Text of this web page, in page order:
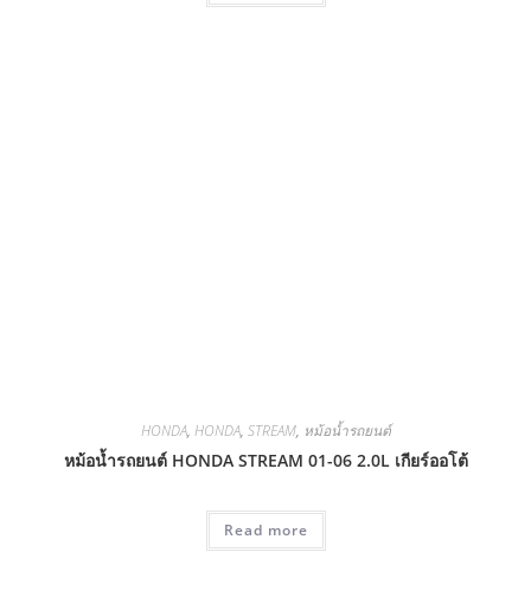
HONDA, HONDA, STREAM, หม้อน้ำรถยนต์
หม้อน้ำรถยนต์ HONDA STREAM 01-06 2.0L เกียร์ออโต้
Read more